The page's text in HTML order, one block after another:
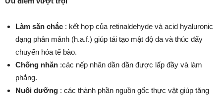
Làm săn chắc : kết hợp của retinaldehyde và acid hyaluronic
dạng phân mảnh (h.a.f.) giúp tái tạo mật độ da và thúc đẩy
chuyển hóa tế bào.
Chống nhăn :các nếp nhăn dần dần được lấp đầy và làm
phẳng.
Nuôi dưỡng : các thành phần nguồn gốc thực vật giúp tăng